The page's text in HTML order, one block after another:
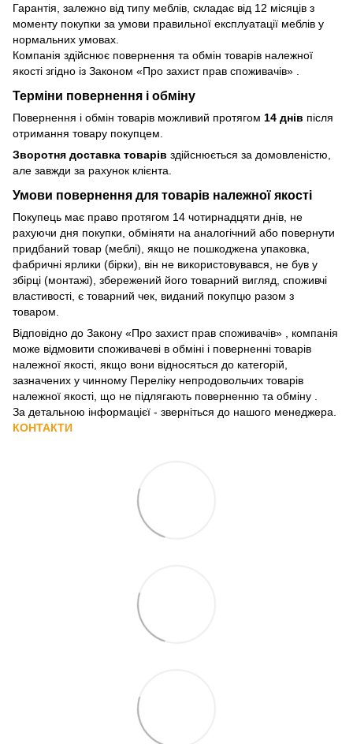
Гарантія, залежно від типу меблів, складає від 12 місяців з
моменту покупки за умови правильної експлуатації меблів у
нормальних умовах.
Компанія здійснює повернення та обмін товарів належної
якості згідно із Законом «Про захист прав споживачів» .
Терміни повернення і обміну
Повернення і обмін товарів можливий протягом 14 днів після
отримання товару покупцем.
Зворотня доставка товарів здійснюється за домовленістю,
але завжди за рахунок клієнта.
Умови повернення для товарів належної якості
Покупець має право протягом 14 чотирнадцяти днів, не
рахуючи дня покупки, обміняти на аналогічний або повернути
придбаний товар (меблі), якщо не пошкоджена упаковка,
фабричні ярлики (бірки), він не використовувався, не був у
збірці (монтажі), збережений його товарний вигляд, споживчі
властивості, є товарний чек, виданий покупцю разом з
товаром.
Відповідно до Закону «Про захист прав споживачів» , компанія
може відмовити споживачеві в обміні і поверненні товарів
належної якості, якщо вони відносяться до категорій,
зазначених у чинному Переліку непродовольчих товарів
належної якості, що не підлягають поверненню та обміну
За детальною інформацієї - зверніться до нашого менеджера.
КОНТАКТИ